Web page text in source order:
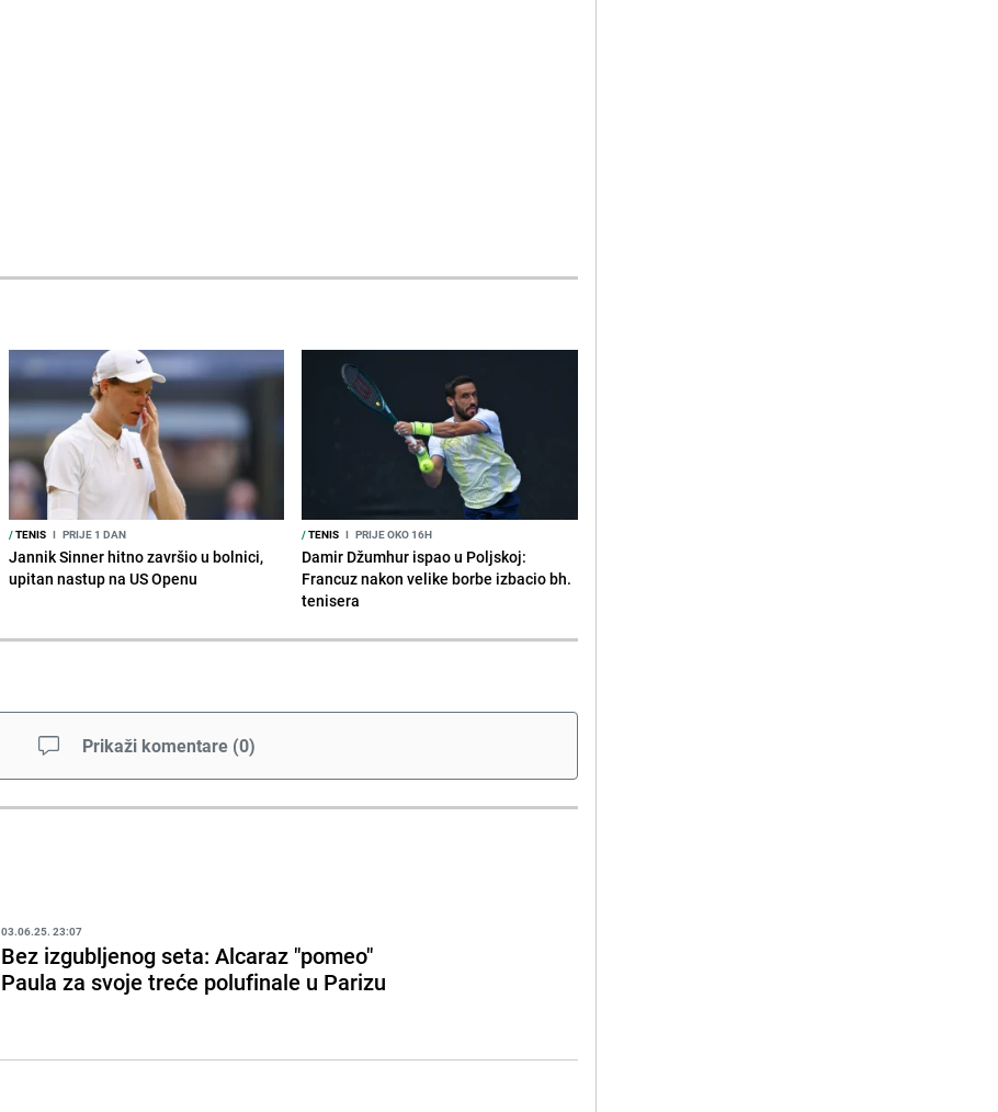
/TENIS I PRIJE 1 DAN
Jannik Sinner hitno završio u bolnici,
upitan nastup na US Openu
/TENIS I PRIJE OKO 16H
Damir Džumhur ispao u Poljskoj:
Francuz nakon velike borbe izbacio bh.
tenisera
Prikaži komentare (0)
03.06.25. 23:07
Bez izgubljenog seta: Alcaraz "pomeo"
Paula za svoje treće polufinale u Parizu